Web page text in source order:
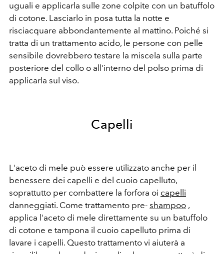
uguali e applicarla sulle zone colpite con un batuffolo
di cotone. Lasciarlo in posa tutta la notte e
risciacquare abbondantemente al mattino. Poiché si
tratta di un trattamento acido, le persone con pelle
sensibile dovrebbero testare la miscela sulla parte
posteriore del collo o all'interno del polso prima di
applicarla sul viso.
Capelli
L'aceto di mele può essere utilizzato anche per il
benessere dei capelli e del cuoio capelluto,
soprattutto per combattere la forfora oi capelli
danneggiati. Come trattamento pre- shampoo ,
applica l'aceto di mele direttamente su un batuffolo
di cotone e tampona il cuoio capelluto prima di
lavare i capelli. Questo trattamento vi aiuterà a